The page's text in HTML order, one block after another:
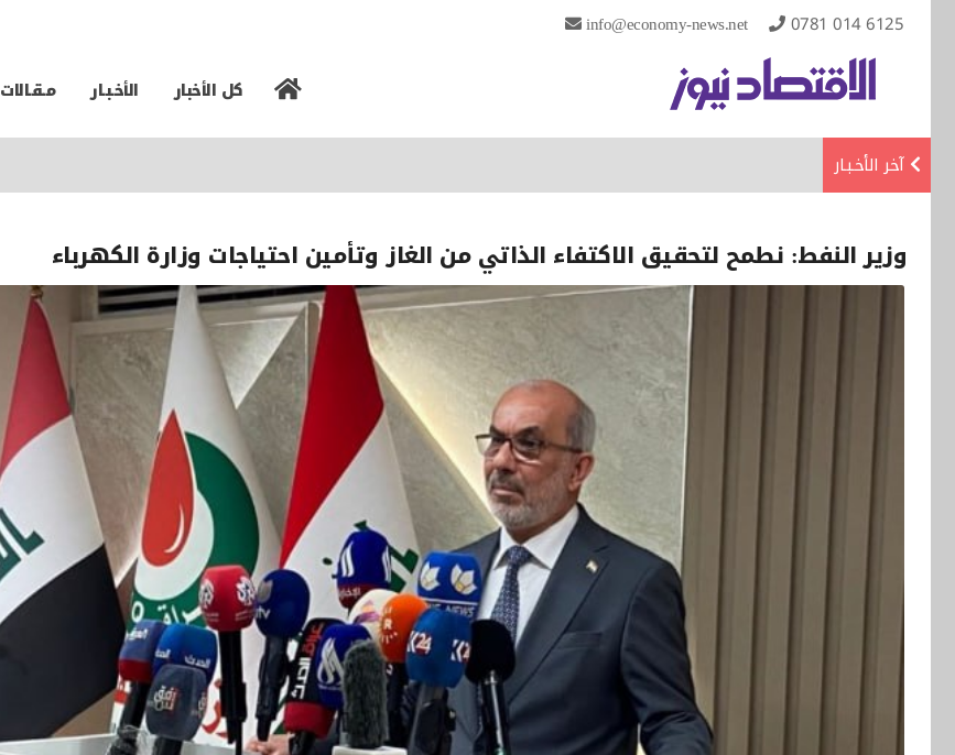
info@economy-news.net 0781 014 6125
كل الأخبار الأخـبـار مـقـالات
آخر الأخـبـار
وزير النفط: نطمح لتحقيق الاكتفاء الذاتي من الغاز وتأمين احتياجات وزارة الكهرباء